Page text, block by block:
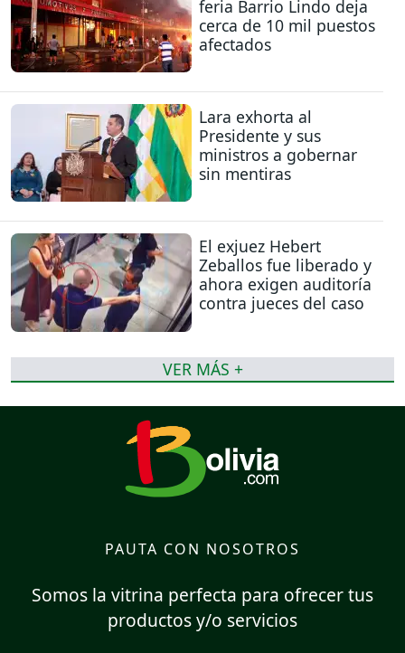
feria Barrio Lindo deja
cerca de 10 mil puestos
afectados
Lara exhorta al
Presidente y sus
ministros a gobernar
sin mentiras
El exjuez Hebert
Zeballos fue liberado y
ahora exigen auditoría
contra jueces del caso
VER MÁS +
PAUTA CON NOSOTROS
Somos la vitrina perfecta para ofrecer tus
productos y/o servicios